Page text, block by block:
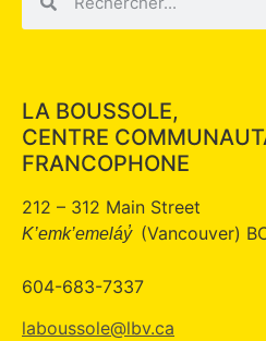
LA BOUSSOLE,
CENTRE
FRANCOPHONE
212 – 312 Main Street
K’emk’emeláy̓ (Vancouver)
604-683-7337
laboussole@lbv.ca